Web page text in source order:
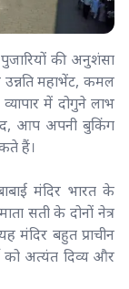
की अनुशंसा
महाभेंट, कमल
में दोगुने लाभ
आप अपनी बुकिंग
हैं।
मंदिर भारत के
सती के दोनों नेत्र
मंदिर बहुत प्राचीन
को अत्यंत दिव्य और